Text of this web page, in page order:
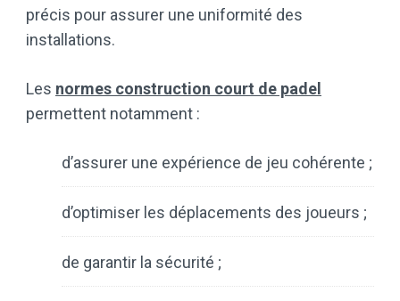
précis pour assurer une uniformité des
installations.
Les normes construction court de padel
permettent notamment :
d’assurer une expérience de jeu cohérente ;
d’optimiser les déplacements des joueurs ;
de garantir la sécurité ;